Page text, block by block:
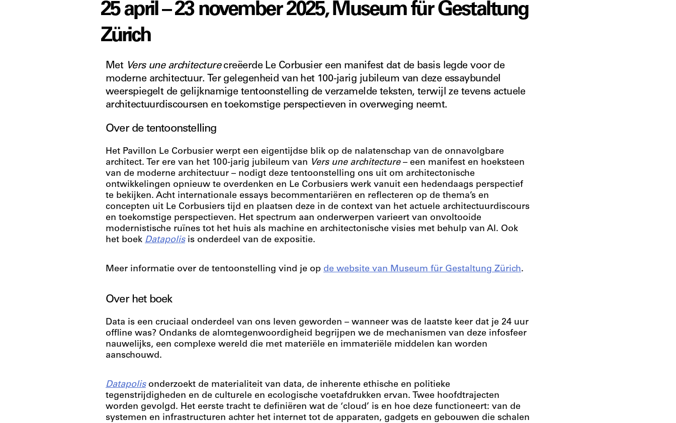
25 april – 23 november 2025, Museum für Gestaltung
Zürich
Met Vers une architecturecreëerde Le Corbusier een manifest dat de basis legde voor de
moderne architectuur. Ter gelegenheid van het 100-jarig jubileum van deze essaybundel
weerspiegelt de gelijknamige tentoonstelling de verzamelde teksten, terwijl ze tevens actuele
architectuurdiscoursen en toekomstige perspectieven in overweging neemt.
Over de tentoonstelling
Het Pavillon Le Corbusier werpt een eigentijdse blik op de nalatenschap van de onnavolgbare
architect. Ter ere van het 100-jarig jubileum van Vers une architecture– een manifest en hoeksteen
van de moderne architectuur – nodigt deze tentoonstelling ons uit om architectonische
ontwikkelingen opnieuw te overdenken en Le Corbusiers werk vanuit een hedendaags perspectief
te bekijken. Acht internationale essays becommentariëren en reflecteren op de thema’s en
concepten uit Le Corbusiers tijd en plaatsen deze in de context van het actuele architectuurdiscours
en toekomstige perspectieven. Het spectrum aan onderwerpen varieert van onvoltooide
modernistische ruïnes tot het huis als machine en architectonische visies met behulp van AI. Ook
het boek Datapolis is onderdeel van de expositie.
Meer informatie over de tentoonstelling vind je op de website van Museum für Gestaltung Zürich.
Over het boek
Data is een cruciaal onderdeel van ons leven geworden – wanneer was de laatste keer dat je 24 uur
offline was? Ondanks de alomtegenwoordigheid begrijpen we de mechanismen van deze infosfeer
nauwelijks, een complexe wereld die met materiële en immateriële middelen kan worden
aanschouwd.
Datapolisonderzoekt de materialiteit van data, de inherente ethische en politieke
tegenstrijdigheden en de culturele en ecologische voetafdrukken ervan. Twee hoofdtrajecten
worden gevolgd. Het eerste tracht te definiëren wat de ‘cloud’ is en hoe deze functioneert: van de
systemen en infrastructuren achter het internet tot de apparaten, gadgets en gebouwen die schalen